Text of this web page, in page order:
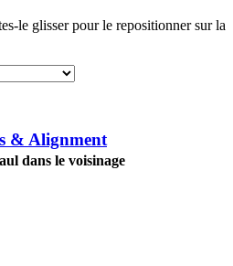
le glisser pour le repositionner sur la
& Alignment
dans le voisinage